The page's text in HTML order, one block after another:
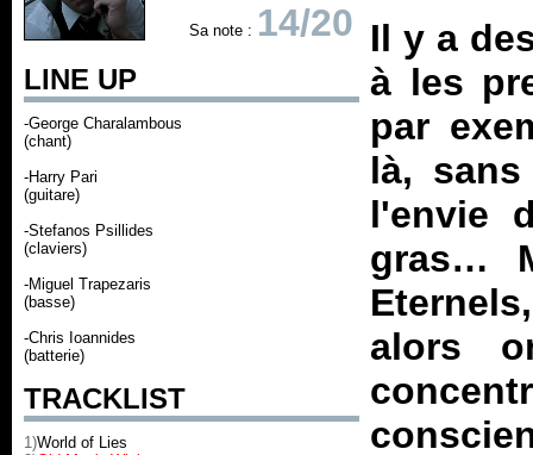
Sa note : 14/20
LINE UP
-George Charalambous
(chant)
-Harry Pari
(guitare)
-Stefanos Psillides
(claviers)
-Miguel Trapezaris
(basse)
-Chris Ioannides
(batterie)
TRACKLIST
1)World of Lies
Il y a
à les
par
là,
l'envie
gras…
alors